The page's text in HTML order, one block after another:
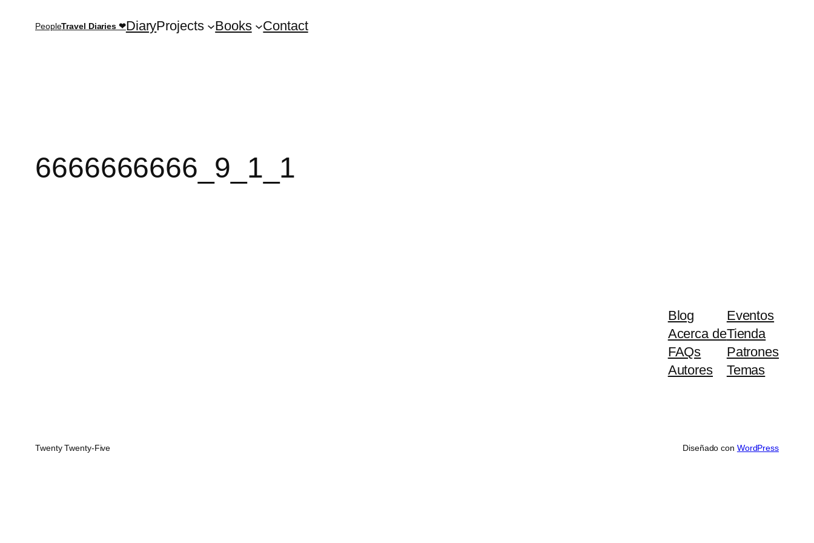
PeopleTravel Diaries ❤DiaryProjects Books Contact
6666666666_9_1_1
Blog
Acerca de
FAQs
Autores
Eventos
Tienda
Patrones
Temas
Twenty Twenty-Five Diseñado con WordPress